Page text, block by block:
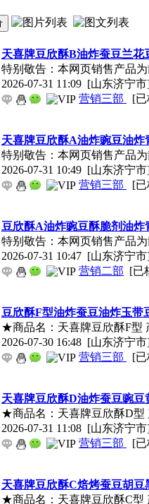
天喜牌豆欣酥B油炸蚕豆兰花
特别敬告：本网页销售产品
2026-07-31 11:09 [山东济宁
营销三部
[
天喜牌豆欣酥A油炸豌豆油炸
特别敬告：本网页销售产品
2026-07-31 10:49 [山东济宁
营销三部
[
豆欣酥A油炸豌豆酥脆剂油炸
特别敬告：本网页销售产品
2026-07-31 10:47 [山东济宁
营销二部 [已
豆欣酥F型油炸蚕豆油炸玉带
★商品名：天喜牌豆欣酥F型
2026-07-30 16:48 [山东济宁
营销三部
[
天喜牌豆欣酥D油炸蚕豆豌豆
★商品名：天喜牌豆欣酥D型
2026-07-31 11:08 [山东济宁
营销三部
[
天喜牌豆欣酥C焙烤蚕豆胡豆
★商品名：天喜牌豆欣酥C型